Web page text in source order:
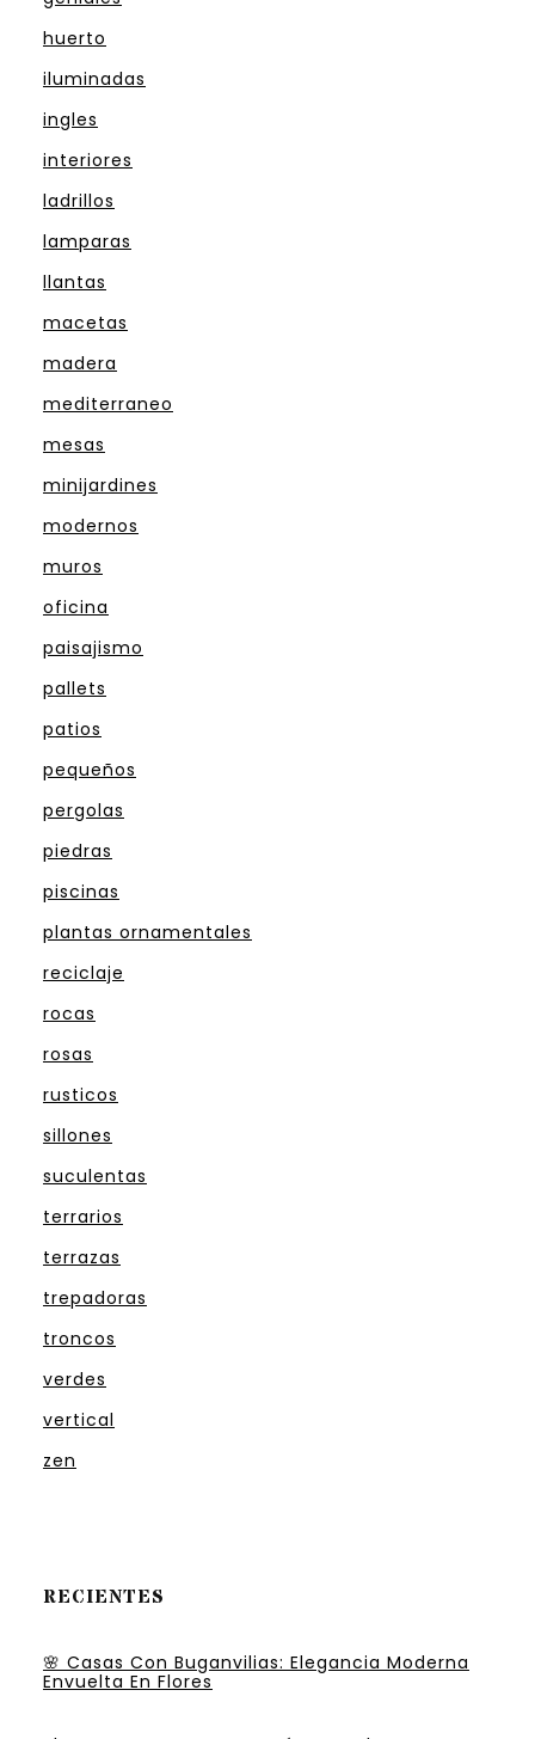
huerto
iluminadas
ingles
interiores
ladrillos
lamparas
llantas
macetas
madera
mediterraneo
mesas
minijardines
modernos
muros
oficina
paisajismo
pallets
patios
pequeños
pergolas
piedras
piscinas
plantas ornamentales
reciclaje
rocas
rosas
rusticos
sillones
suculentas
terrarios
terrazas
trepadoras
troncos
verdes
vertical
zen
RECIENTES
🌸 Casas Con Buganvilias: Elegancia Moderna
Envuelta En Flores